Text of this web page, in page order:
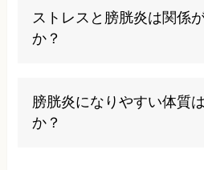
性があります。また、根本
改善が必要な場合もあるた
チを検討することをお勧め
ストレスと膀胱炎は関係
か？
スを崩すため膀胱炎のリス
ストレスにより膀胱の機能
膀胱炎になりやすい体質
か？